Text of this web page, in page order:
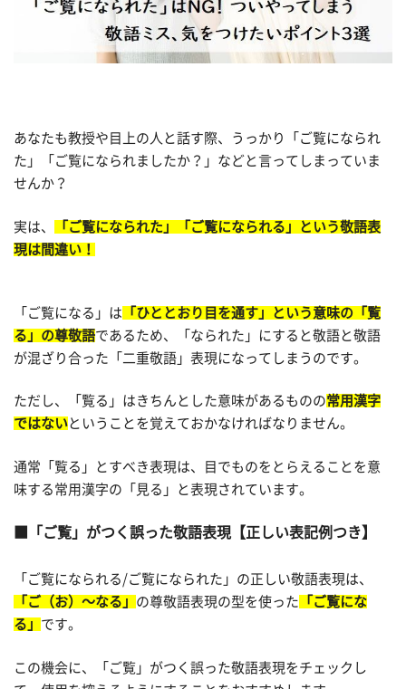
あなたも教授や目上の人と話す際、うっかり「ご覧になられ
た」「ご覧になられましたか？」などと言ってしまっていま
せんか？
実は、
「ご覧になられた」「ご覧になられる」という敬語表
現は間違い！
「ご覧になる」は 「ひととおり目を通す」という意味の「覧
る」の尊敬語であるため、「なられた」にすると敬語と敬語
が混ざり合った「二重敬語」表現になってしまうのです。
ただし、「覧る」はきちんとした意味があるものの常用漢字
ではないということを覚えておかなければなりません。
通常「覧る」とすべき表現は、目でものをとらえることを意
味する常用漢字の「見る」と表現されています。
「ご覧」がつく誤った敬語表現【正しい表記例つき】
「ご覧になられる/ご覧になられた」の正しい敬語表現は、
「ご（お）～なる」 の尊敬語表現の型を使った 「ご覧にな
る」 です。
この機会に、「ご覧」がつく誤った敬語表現をチェックし